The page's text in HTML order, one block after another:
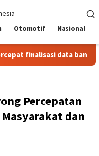
Otomotif Nasional
data bantuan
Percepatan
dan